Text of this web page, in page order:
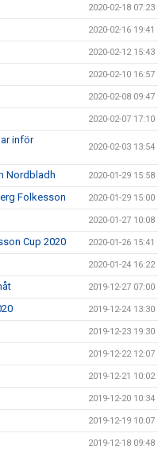
2020-02-18 07:23
2020-02-16 19:41
2020-02-12 15:43
2020-02-10 16:57
2020-02-08 09:47
2020-02-07 17:10
inför
2020-02-03 13:54
Nordbladh 2020-01-29 15:58
Folkesson 2020-01-29 15:00
2020-01-27 10:08
Cup 2020 2020-01-26 15:41
2020-01-24 16:22
2019-12-27 07:00
2019-12-24 13:30
2019-12-23 19:30
2019-12-22 12:07
2019-12-21 10:02
2019-12-20 10:34
2019-12-19 10:07
2019-12-18 09:48